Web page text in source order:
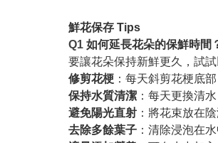
鮮花保存 Tips
Q1 如何延長花朵的保鮮時間
要讓花朵保持新鮮更久，試試
修剪花梗 ：每天斜剪花梗底
保持水質清潔 ：每天更換清
避免陽光直射 ：將花束放在
去除多餘葉子 ：清除浸泡在